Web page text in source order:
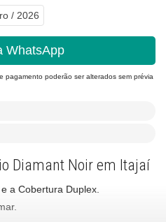
/ 2026
WhatsApp
pagamento poderão ser alterados sem prévia
Diamant Noir em Itajaí
a Cobertura Duplex.